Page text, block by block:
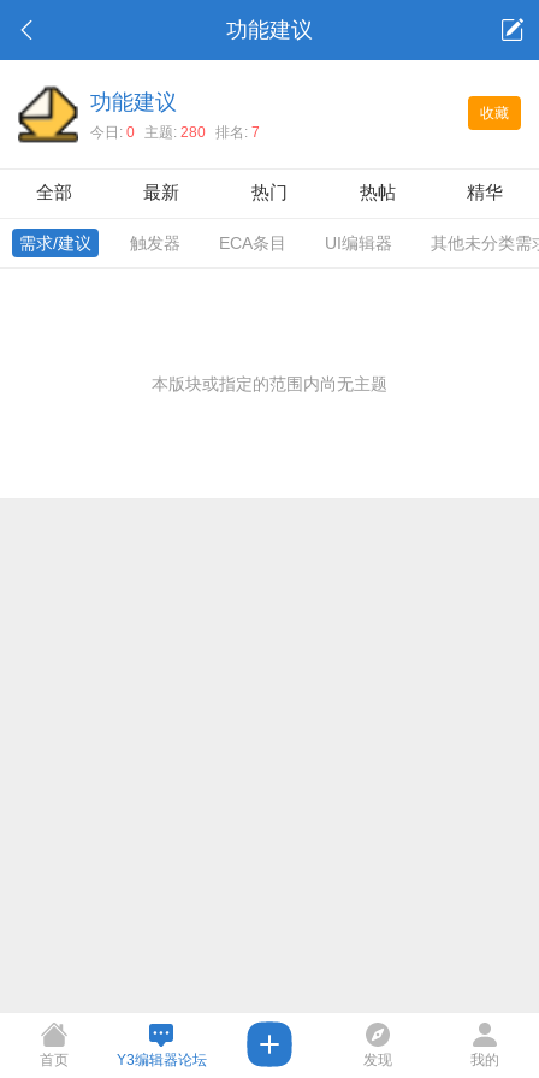
功能建议
收藏
功能建议
今日: 0 主题: 280 排名: 7
全部 最新 热门 热帖 精华
需求/建议 触发器 ECA条目 UI编辑器 其他未分类需
本版块或指定的范围内尚无主题
首页 Y3编辑器论坛 发现 我的